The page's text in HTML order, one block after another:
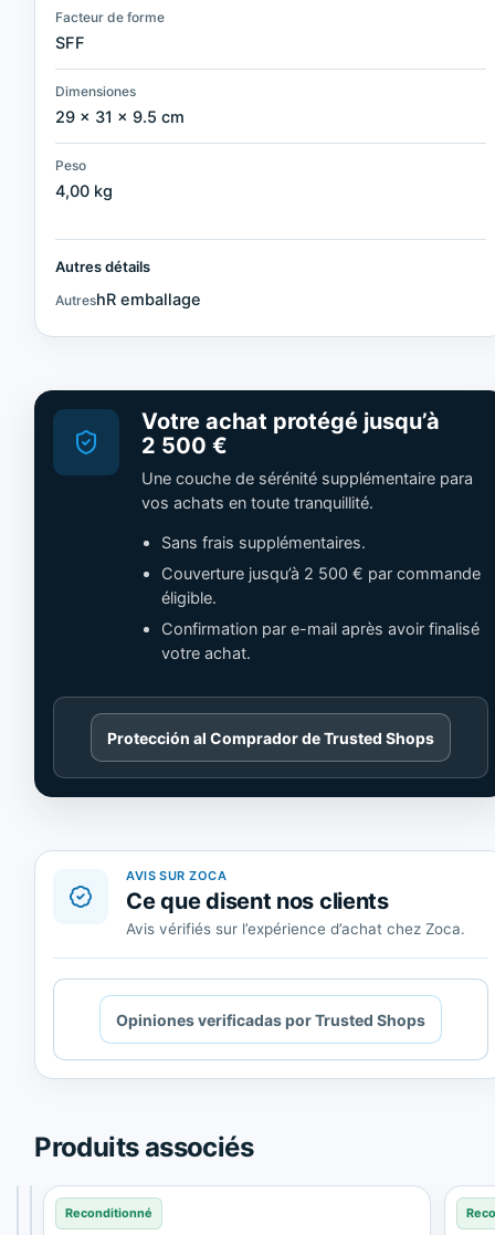
Facteur de forme
SFF
Dimensiones
29 × 31 × 9.5 cm
Peso
4,00 kg
Autres détails
AutreshR emballage
Votre achat protégé jusqu’à
2 500 €
Une couche de sérénité supplémentaire para
vos achats en toute tranquillité.
Sans frais supplémentaires.
Couverture jusqu’à 2 500 € par commande
éligible.
Confirmation par e-mail après avoir finalisé
votre achat.
Cargando
contenido
de
Trusted
Protección al Comprador de Trusted Shops
AVIS SUR ZOCA
Ce que disent nos clients
Avis vérifiés sur l’expérience d’achat chez Zoca.
Cargando
contenido
de
Trusted
Opiniones verificadas por Trusted Shops
Produits associés
Reconditionné
Reconditionné
Reconditionné